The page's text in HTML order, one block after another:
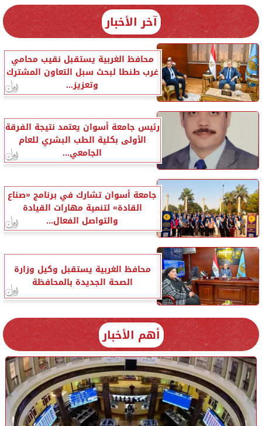
آخر الأخبار
محافظ الغربية يستقبل نقيب محامي
غرب طنطا لبحث سبل التعاون المشترك
وتعزيز...
رئيس جامعة أسوان يعتمد نتيجة الفرقة
الأولى بكلية الطب البشري للعام
الجامعي...
جامعة أسوان تشارك في برنامج «صناع
القادة» لتنمية مهارات القيادة
والتواصل الفعال...
محافظ الغربية يستقبل وكيل وزارة
الصحة الجديدة بالمحافظة
أهم الأخبار